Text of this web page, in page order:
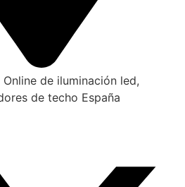
de iluminación led,
de techo España